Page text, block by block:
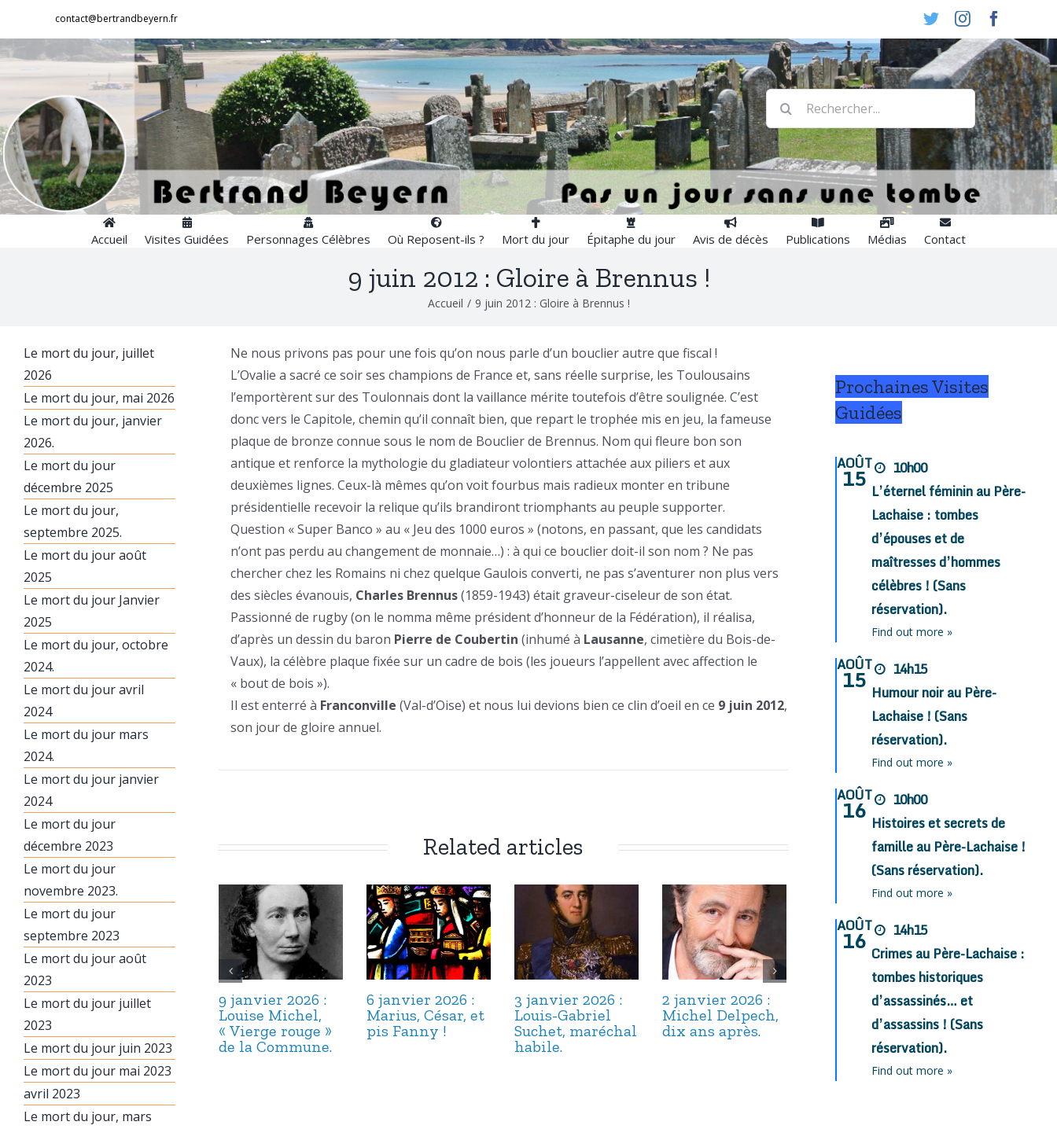
contenu
contact@bertrandbeyern.fr TwitterInstagram
Rechercher:
Accueil Visites Guidées Personnages Célèbres Où Reposent-ils ? Mort du jour Épitaphe du jour Avis de décès Publications Médias Contact
9 juin 2012 : Gloire à Brennus !
Accueil / 9 juin 2012 : Gloire à Brennus !
Ne nous privons pas pour une fois qu’on nous parle d’un bouclier autre que fiscal !
L’Ovalie a sacré ce soir ses champions de France et, sans réelle surprise, les Toulousains
l’emportèrent sur des Toulonnais dont la vaillance mérite toutefois d’être soulignée. C’est
donc vers le Capitole, chemin qu’il connaît bien, que repart le trophée mis en jeu, la fameuse
plaque de bronze connue sous le nom de Bouclier de Brennus. Nom qui fleure bon son
antique et renforce la mythologie du gladiateur volontiers attachée aux piliers et aux
deuxièmes lignes. Ceux-là mêmes qu’on voit fourbus mais radieux monter en tribune
présidentielle recevoir la relique qu’ils brandiront triomphants au peuple supporter.
Question « Super Banco » au « Jeu des 1000 euros » (notons, en passant, que les candidats
n’ont pas perdu au changement de monnaie…) : à qui ce bouclier doit-il son nom ? Ne pas
chercher chez les Romains ni chez quelque Gaulois converti, ne pas s’aventurer non plus vers
des siècles évanouis, Charles Brennus(1859-1943) était graveur-ciseleur de son état.
Passionné de rugby (on le nomma même président d’honneur de la Fédération), il réalisa,
d’après un dessin du baron Pierre de Coubertin (inhumé à Lausanne, cimetière du Bois-de-
Vaux), la célèbre plaque fixée sur un cadre de bois (les joueurs l’appellent avec affection le
« bout de bois »).
Il est enterré à Franconville (Val-d’Oise) et nous lui devions bien ce clin d’oeil en ce 9 juin 2012,
son jour de gloire annuel.
Related articles
9 janvier 2026 :
Louise Michel,
« Vierge rouge »
de la Commune.
6 janvier 2026 :
Marius, César, et
pis Fanny !
3 janvier 2026 :
Louis-Gabriel
Suchet, maréchal
habile.
2 janvier 2026 :
Michel Delpech,
dix ans après.
22 décembre
2025 : Maître
Floriot, un
« bavard » bien
17 décembre
: Alphonse
Boudard,
Le mort du jour, juillet
2026
Le mort du jour, mai 2026
Le mort du jour, janvier
2026.
Le mort du jour
décembre 2025
Le mort du jour,
septembre 2025.
Le mort du jour août
2025
Le mort du jour Janvier
2025
Le mort du jour, octobre
2024.
Le mort du jour avril
2024
Le mort du jour mars
2024.
Le mort du jour janvier
2024
Le mort du jour
décembre 2023
Le mort du jour
novembre 2023.
Le mort du jour
septembre 2023
Le mort du jour août
2023
Le mort du jour juillet
2023
Le mort du jour juin 2023
Le mort du jour mai 2023
avril 2023
Le mort du jour, mars
Prochaines Visites
Guidées
AOÛT
15
10h00
L’éternel féminin au Père-
Lachaise : tombes
d’épouses et de
maîtresses d’hommes
célèbres ! (Sans
réservation).
Find out more »
AOÛT
15
14h15
Humour noir au Père-
Lachaise ! (Sans
réservation).
Find out more »
AOÛT
16
10h00
Histoires et secrets de
famille au Père-Lachaise !
(Sans réservation).
Find out more »
AOÛT
16
14h15
Crimes au Père-Lachaise :
tombes historiques
d’assassinés… et
d’assassins ! (Sans
réservation).
Find out more »